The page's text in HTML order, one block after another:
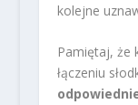
kolejne
Pamiętaj, że
łączeniu